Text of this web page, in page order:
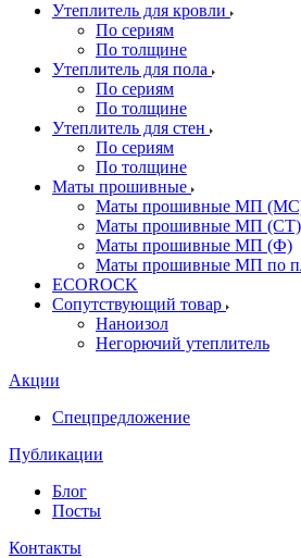
Утеплитель для кровли
По сериям
По толщине
Утеплитель для пола
По сериям
По толщине
Утеплитель для стен
По сериям
По толщине
Маты прошивные
Маты прошивные МП
Маты прошивные МП (СТ)
Маты прошивные МП (Ф)
Маты прошивные МП по
ECOROCK
Сопутствующий товар
Наноизол
Негорючий утеплитель
Акции
Спецпредложение
Публикации
Блог
Посты
Контакты